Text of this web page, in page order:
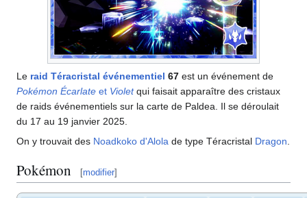
Le raid Téracristal événementiel 67 est un événement de
Pokémon Écarlate et Violetqui faisait apparaître des cristaux
de raids événementiels sur la carte de Paldea. Il se déroulait
du 17 au 19 janvier 2025.
On y trouvait des Noadkoko d'Alola de type Téracristal Dragon
Pokémon [modifier]